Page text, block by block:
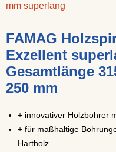
mm superlang
FAMAG
Exzellent
Gesamtlänge
250 mm
+ innovativer Holzbohrer
+ für maßhaltige
Hartholz